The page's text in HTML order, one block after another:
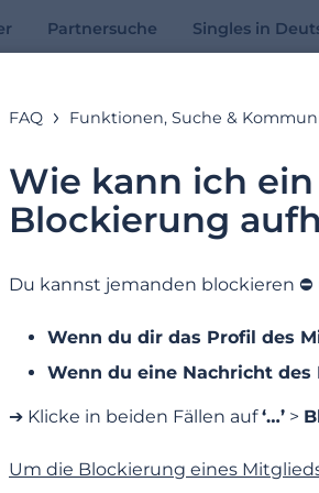
Partnersuche Singles in
FAQ Funktionen, Suche &
Wie kann ich
Blockierung
Du kannst jemanden blockieren
Wenn du dir das Profil des
Wenn du eine Nachricht
➔ Klicke in beiden Fällen auf‘…’ >
Um die Blockierung eines